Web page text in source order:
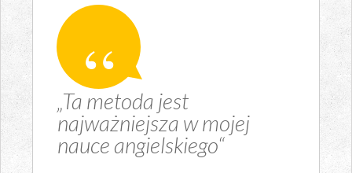
„Ta metoda jest
najważniejsza w mojej
nauce angielskiego“